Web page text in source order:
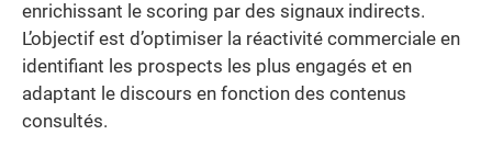
enrichissant le scoring par des signaux indirects.
L’objectif est d’optimiser la réactivité commerciale en
identifiant les prospects les plus engagés et en
adaptant le discours en fonction des contenus
consultés.